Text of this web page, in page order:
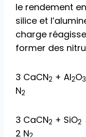
le rendement
silice et
charge
former des
3 CaCN2 + Al2O3
N2
3 CaCN2 + SiO2
2 N